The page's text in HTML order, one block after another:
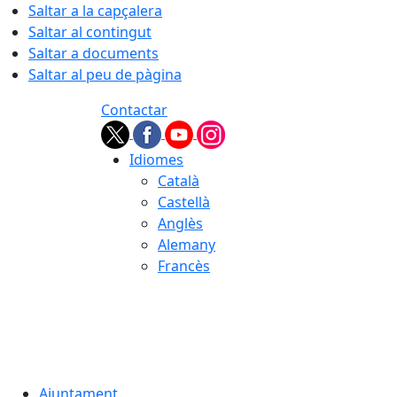
Saltar a la capçalera
Saltar al contingut
Saltar a documents
Saltar al peu de pàgina
Contactar
Idiomes
Català
Castellà
Anglès
Alemany
Francès